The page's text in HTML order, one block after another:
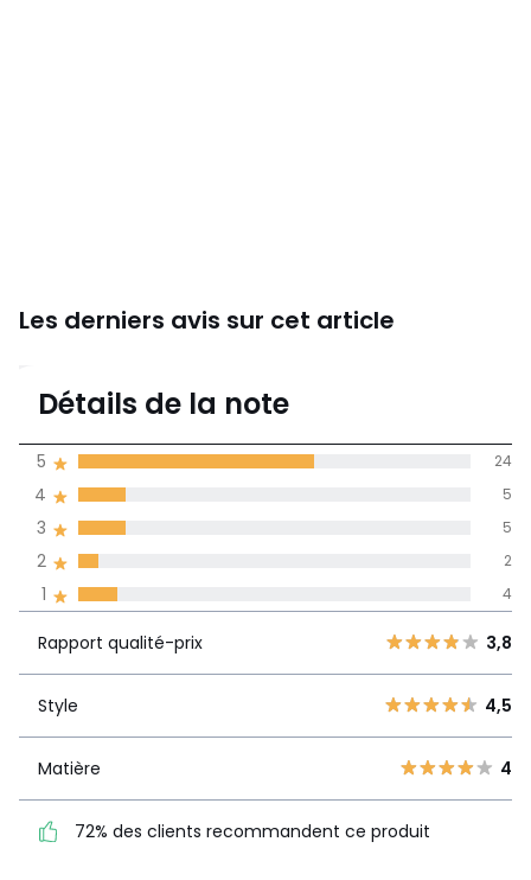
Les derniers avis sur cet article
4,1
de moyenne
obtenue sur
1
3
3,8
4,5
4
recommandent ce produit
Détails de la note
1 4
2 2
3 5
4 5
5 24
Rapport qualité-prix 3,8
Style 4,5
Matière 4
72% des clients recommandent ce produit